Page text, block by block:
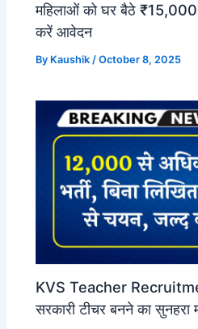
महिलाओं को घर बैठे ₹15,000
करें आवेदन
By Kaushik/October 8, 2025
KVS Teacher
सरकारी टीचर बनने का सुनहरा